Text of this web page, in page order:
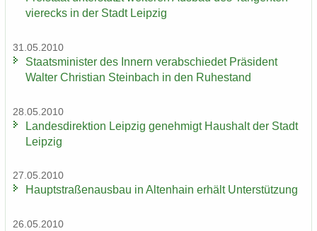
vier­ecks in der Stadt Leip­zig
31.05.2010
Staats­mi­nis­ter des In­nern ver­ab­schie­det Prä­si­dent
Wal­ter Chris­ti­an Stein­bach in den Ru­he­stand
28.05.2010
Lan­des­di­rek­ti­on Leip­zig ge­neh­migt Haus­halt der Stadt
Leip­zig
27.05.2010
Haupt­stra­ßen­aus­bau in Al­ten­hain er­hält Un­ter­stüt­zung
26.05.2010